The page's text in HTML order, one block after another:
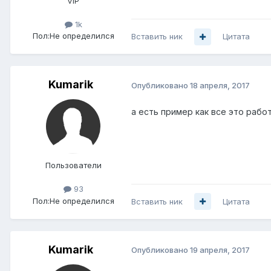
1k
Пол:Не определился Вставить ник Цитата
Kumarik
Пользователи
93
Пол:Не определился
Опубликовано 18 апреля, 2017
а есть пример как все это
Вставить ник Цитата
Kumarik Опубликовано 19 апреля, 2017